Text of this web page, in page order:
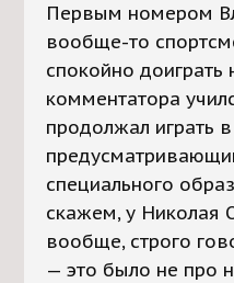
Первым номером
вообще-то
спокойно доиграть
комментатора
продолжал играть
специального
скажем, у Николая
вообще, строго
— это было не про